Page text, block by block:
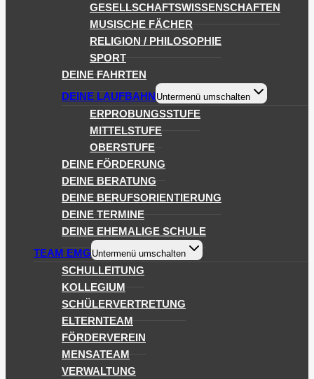
GESELLSCHAFTSWISSENSCHAFTEN
MUSISCHE FÄCHER
RELIGION / PHILOSOPHIE
SPORT
DEINE FAHRTEN
DEINE LAUFBAHN Untermenü umschalten
ERPROBUNGSSTUFE
MITTELSTUFE
OBERSTUFE
DEINE FÖRDERUNG
DEINE BERATUNG
DEINE BERUFSORIENTIERUNG
DEINE TERMINE
DEINE EHEMALIGE SCHULE
TEAM EMG Untermenü umschalten
SCHULLEITUNG
KOLLEGIUM
SCHÜLERVERTRETUNG
ELTERNTEAM
FÖRDERVEREIN
MENSATEAM
VERWALTUNG